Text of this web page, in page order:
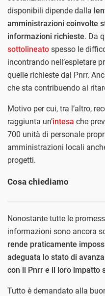
disponibili dipende dalla
amministrazioni coinvolte
informazioni richieste. Da
sottolineato spesso le
incontrando nell’espletare
quelle richieste dal Pnrr.
che sta contribuendo ai
Motivo per cui, tra l’altro,
raggiunta un’intesa che
700 unità di personale
amministrazioni locali
progetti.
Cosa chiediamo
Nonostante tutte le
informazioni sono ancora
rende praticamente
adeguata lo stato di
con il Pnrr e il loro impatto
Tutto è demandato alla